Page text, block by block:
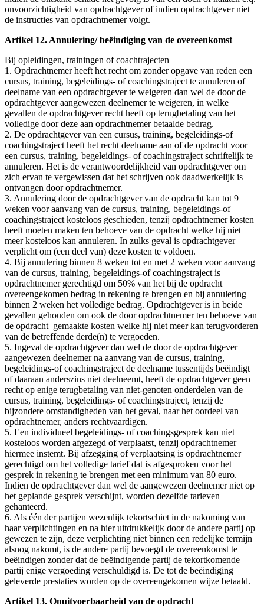
onvoorzichtigheid van opdrachtgever of indien opdrachtgever niet
de instructies van opdrachtnemer volgt.
Artikel 12. Annulering/ beëindiging van de overeenkomst
Bij opleidingen, trainingen of coachtrajecten
1. Opdrachtnemer heeft het recht om zonder opgave van reden een
cursus, training, begeleidings- of coachingstraject te annuleren of
deelname van een opdrachtgever te weigeren dan wel de door de
opdrachtgever aangewezen deelnemer te weigeren, in welke
gevallen de opdrachtgever recht heeft op terugbetaling van het
volledige door deze aan opdrachtnemer betaalde bedrag.
2. De opdrachtgever van een cursus, training, begeleidings-of
coachingstraject heeft het recht deelname aan of de opdracht voor
een cursus, training, begeleidings- of coachingstraject schriftelijk te
annuleren. Het is de verantwoordelijkheid van opdrachtgever om
zich ervan te vergewissen dat het schrijven ook daadwerkelijk is
ontvangen door opdrachtnemer.
3. Annulering door de opdrachtgever van de opdracht kan tot 9
weken voor aanvang van de cursus, training, begeleidings-of
coachingstraject kosteloos geschieden, tenzij opdrachtnemer kosten
heeft moeten maken ten behoeve van de opdracht welke hij niet
meer kosteloos kan annuleren. In zulks geval is opdrachtgever
verplicht om (een deel van) deze kosten te voldoen.
4. Bij annulering binnen 8 weken tot en met 2 weken voor aanvang
van de cursus, training, begeleidings-of coachingstraject is
opdrachtnemer gerechtigd om 50% van het bij de opdracht
overeengekomen bedrag in rekening te brengen en bij annulering
binnen 2 weken het volledige bedrag. Opdrachtgever is in beide
gevallen gehouden om ook de door opdrachtnemer ten behoeve van
de opdracht gemaakte kosten welke hij niet meer kan terugvorderen
van de betreffende derde(n) te vergoeden.
5. Ingeval de opdrachtgever dan wel de door de opdrachtgever
aangewezen deelnemer na aanvang van de cursus, training,
begeleidings-of coachingstraject de deelname tussentijds beëindigt
of daaraan anderszins niet deelneemt, heeft de opdrachtgever geen
recht op enige terugbetaling van niet-genoten onderdelen van de
cursus, training, begeleidings- of coachingstraject, tenzij de
bijzondere omstandigheden van het geval, naar het oordeel van
opdrachtnemer, anders rechtvaardigen.
5. Een individueel begeleidings- of coachingsgesprek kan niet
kosteloos worden afgezegd of verplaatst, tenzij opdrachtnemer
hiermee instemt. Bij afzegging of verplaatsing is opdrachtnemer
gerechtigd om het volledige tarief dat is afgesproken voor het
gesprek in rekening te brengen met een minimum van 80 euro.
Indien de opdrachtgever dan wel de aangewezen deelnemer niet op
het geplande gesprek verschijnt, worden dezelfde tarieven
gehanteerd.
6. Als één der partijen wezenlijk tekortschiet in de nakoming van
haar verplichtingen en na hier uitdrukkelijk door de andere partij op
gewezen te zijn, deze verplichting niet binnen een redelijke termijn
alsnog nakomt, is de andere partij bevoegd de overeenkomst te
beëindigen zonder dat de beëindigende partij de tekortkomende
partij enige vergoeding verschuldigd is. De tot de beëindiging
geleverde prestaties worden op de overeengekomen wijze betaald.
Artikel 13. Onuitvoerbaarheid van de opdracht